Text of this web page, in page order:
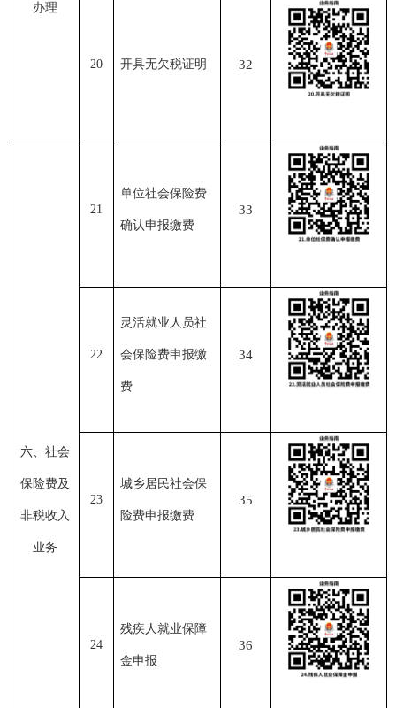
办理
20 开具无欠税证明 32
六、社会
保险费及
非税收入
业务
21
单位社会保险费
确认申报缴费
33
22
灵活就业人员社
会保险费申报缴
费
34
23
城乡居民社会保
险费申报缴费
35
24
残疾人就业保障
金申报
36